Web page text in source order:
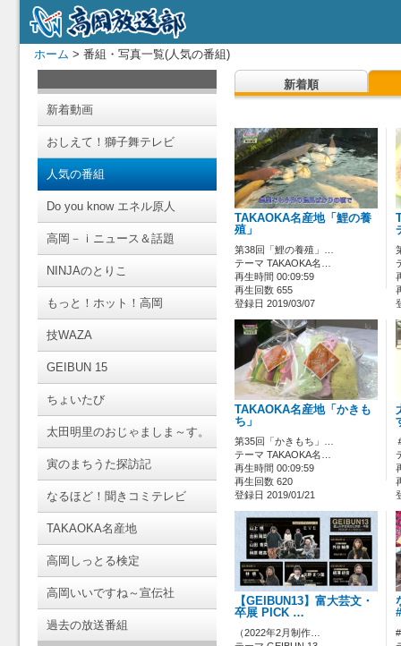
ホーム > 番組・写真一覧(人気の番組)
新着動画
おしえて！獅子舞テレビ
人気の番組
Do you know エネル原人
高岡－ｉニュース＆話題
NINJAのとりこ
もっと！ホット！高岡
技WAZA
GEIBUN 15
ちょいたび
太田明里のおじゃましま～す。
寅のまちうた探訪記
なるほど！聞きコミテレビ
TAKAOKA名産地
高岡しっとる検定
高岡いいですね～宣伝社
過去の放送番組
新着順
TAKAOKA名産地「鯉の養
殖」
第38回「鯉の養殖」…
テーマ TAKAOKA名…
再生時間 00:09:59
再生回数 655
登録日 2019/03/07
TAKAOKA名産地「かきも
ち」
第35回「かきもち」…
テーマ TAKAOKA名…
再生時間 00:09:59
再生回数 620
登録日 2019/01/21
【GEIBUN13】富大芸文・
卒展 PICK …
（2022年2月制作…